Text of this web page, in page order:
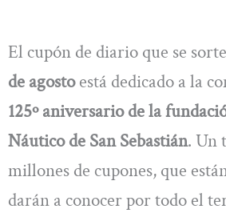
El cupón de diario que se
de agostoestá dedicado a la
125º aniversario de la
Náutico de San Sebastián. Un
millones de cupones, que
darán a conocer por todo el